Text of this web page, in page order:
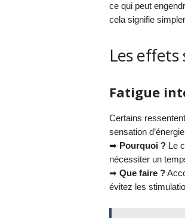
ce qui peut
cela signifie
Les effets
Fatigue
Certains
sensation
➡ Pourquoi ?Le
nécessiter un
➡ Que faire ?
évitez les